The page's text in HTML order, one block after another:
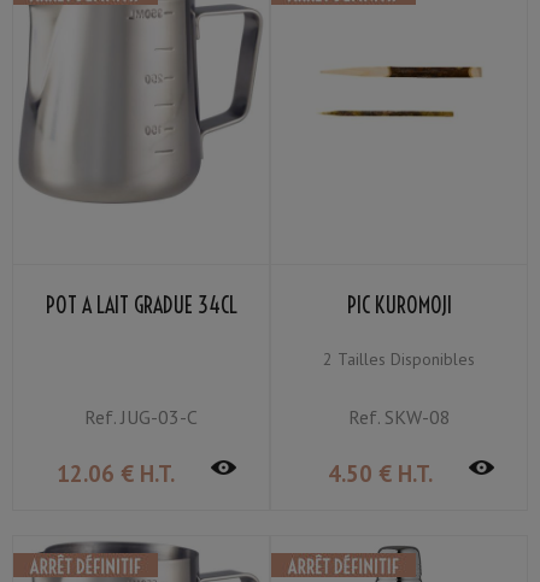
POT À LAIT GRADUÉ 34CL
Ref. JUG-03-C
12.06 € H.T.
PIC KUROMOJI
2 Tailles Disponibles
Ref.SKW-08
4.50 € H.T.